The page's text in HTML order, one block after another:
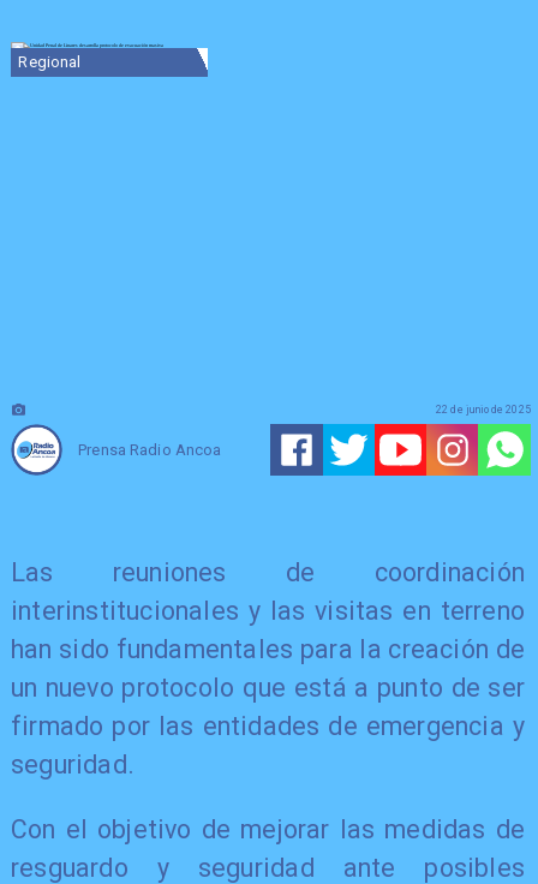
Regional
Prensa Radio Ancoa
22 de junio de 2025
Las reuniones de coordinación
interinstitucionales y las visitas en terreno
han sido fundamentales para la creación de
un nuevo protocolo que está a punto de ser
firmado por las entidades de emergencia y
seguridad.
Con el objetivo de mejorar las medidas de
resguardo y seguridad ante posibles